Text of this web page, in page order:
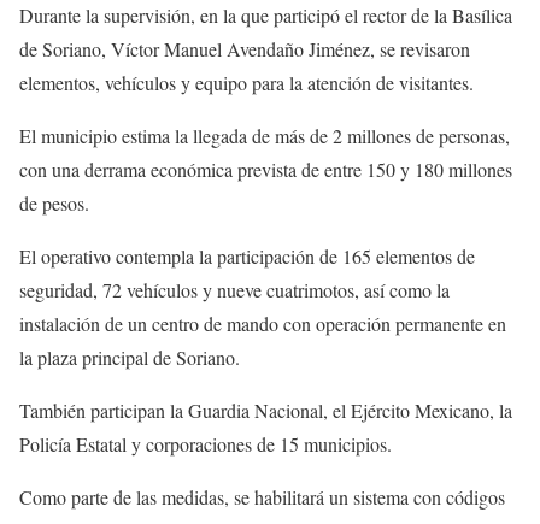
Durante la supervisión, en la que participó el rector de la Basílica
de Soriano, Víctor Manuel Avendaño Jiménez, se revisaron
elementos, vehículos y equipo para la atención de visitantes.
El municipio estima la llegada de más de 2 millones de personas,
con una derrama económica prevista de entre 150 y 180 millones
de pesos.
El operativo contempla la participación de 165 elementos de
seguridad, 72 vehículos y nueve cuatrimotos, así como la
instalación de un centro de mando con operación permanente en
la plaza principal de Soriano.
También participan la Guardia Nacional, el Ejército Mexicano, la
Policía Estatal y corporaciones de 15 municipios.
Como parte de las medidas, se habilitará un sistema con códigos